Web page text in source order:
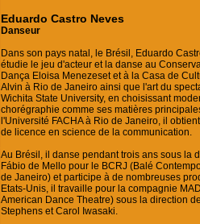
Eduardo Castro Neves
Danseur
Dans son pays natal, le Brésil, Eduardo
étudie le jeu d'acteur et la danse au
Dança Eloisa Menezeset et à la Casa de
Alvin à Rio de Janeiro ainsi que l'art du
Wichita State University, en choisissant
chorégraphie comme ses matières
l'Université FACHA à Rio de Janeiro, il
de licence en science de la communication.
Au Brésil, il danse pendant trois ans sous la
Fábio de Mello pour le BCRJ (Balé
de Janeiro) et participe à de nombreuses
Etats-Unis, il travaille pour la compagnie
American Dance Theatre) sous la direction
Stephens et Carol Iwasaki.